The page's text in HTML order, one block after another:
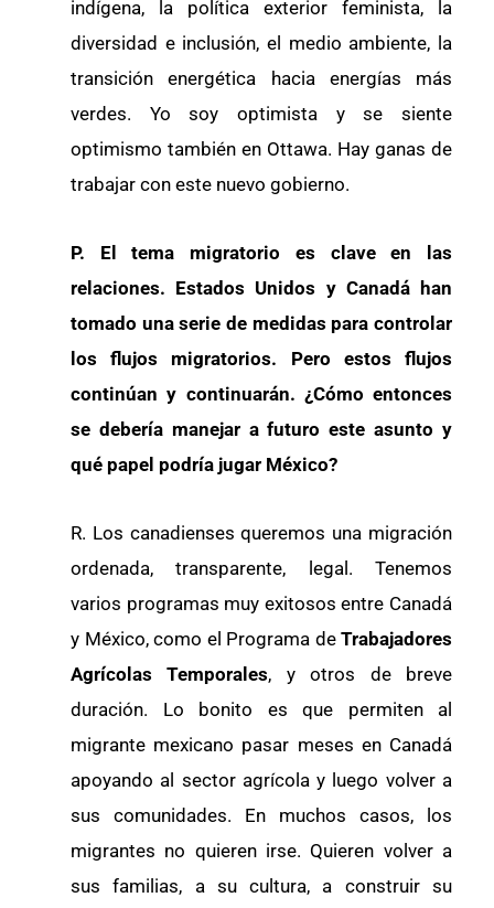
indígena, la política exterior feminista, la
diversidad e inclusión, el medio ambiente, la
transición energética hacia energías más
verdes. Yo soy optimista y se siente
optimismo también en Ottawa. Hay ganas de
trabajar con este nuevo gobierno.
P. El tema migratorio es clave en las
relaciones. Estados Unidos y Canadá han
tomado una serie de medidas para controlar
los flujos migratorios. Pero estos flujos
continúan y continuarán. ¿Cómo entonces
se debería manejar a futuro este asunto y
qué papel podría jugar México?
R. Los canadienses queremos una migración
ordenada, transparente, legal. Tenemos
varios programas muy exitosos entre Canadá
y México, como el Programa de Trabajadores
Agrícolas Temporales, y otros de breve
duración. Lo bonito es que permiten al
migrante mexicano pasar meses en Canadá
apoyando al sector agrícola y luego volver a
sus comunidades. En muchos casos, los
migrantes no quieren irse. Quieren volver a
sus familias, a su cultura, a construir su